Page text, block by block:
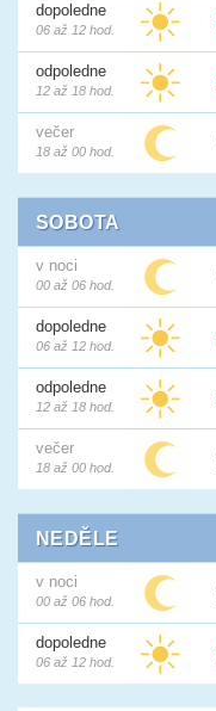
dopoledne
06 až 12 hod.
odpoledne
12 až 18 hod.
večer
18 až 00 hod.
SOBOTA
v noci
00 až 06 hod.
dopoledne
06 až 12 hod.
odpoledne
12 až 18 hod.
večer
18 až 00 hod.
NEDĚLE
v noci
00 až 06 hod.
dopoledne
06 až 12 hod.